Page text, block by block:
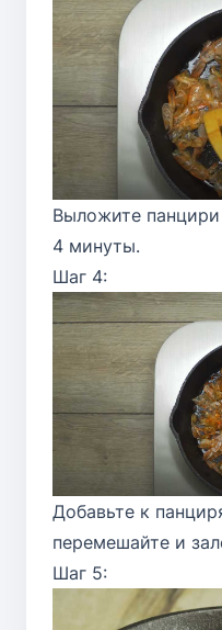
Выложите
4 минуты.
Шаг 4:
Добавьте к
перемешайте и
Шаг 5: